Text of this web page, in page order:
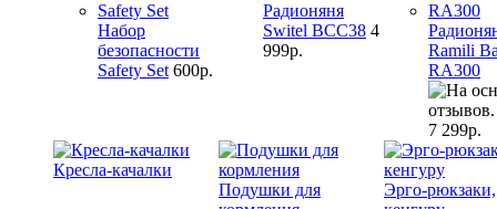
Набор
безопасности
Safety Set 600р.
Радионяня
Switel BCC38 4
999р.
Ramili
RA300
7 299р.
Кресла-качалки
Подушки для
Эрго-рюкзаки,